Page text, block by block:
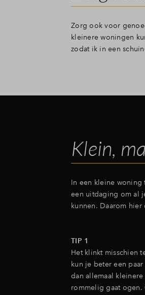
Zorg ook voor
kleinere woningen
zodat ik in een
Klein,
In een kleine woning
een uitdaging om al
kunnen. Daarom
TIP 1
Het klinkt misschien
kun je beter een
dan allemaal
rommelig gaat